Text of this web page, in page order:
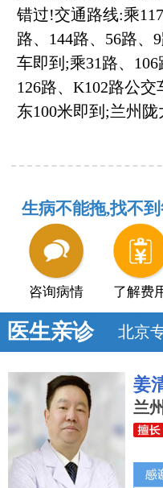
错过!交通路线:乘
路、144路、56路、
车即到;乘31路、106
126路、K102路公
东100米即到;兰州陇
生病不能拖,找不
咨询病情 了解费
医生亲诊 北京
姜
兰